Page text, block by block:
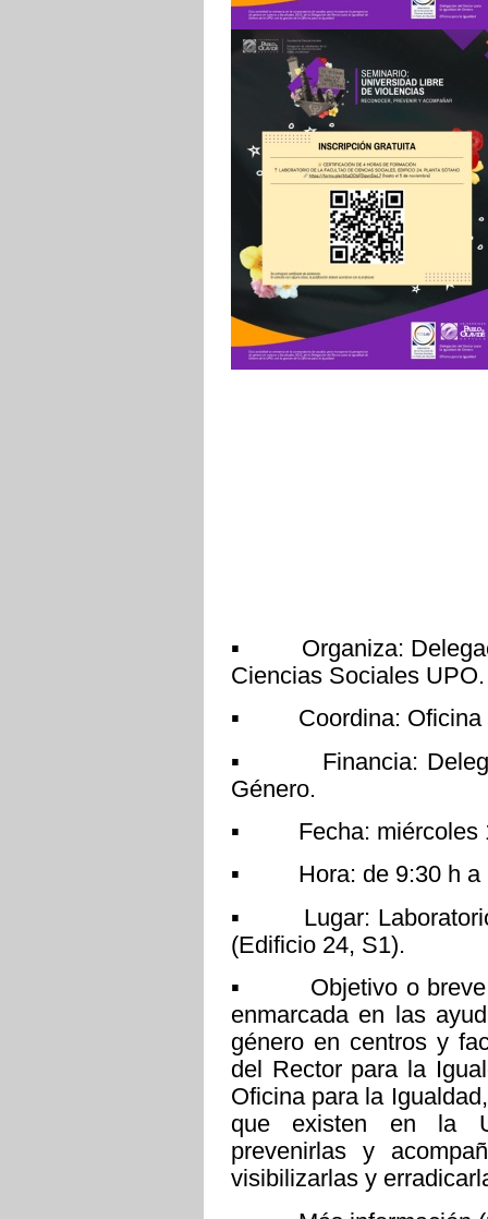
▪ Organiza:
Ciencias Sociales UPO.
▪ Coordina: Oficina
▪ Financia:
Género.
▪ Fecha: miércoles
▪ Hora: de 9:30 h a
▪ Lugar: Laboratorio
(Edificio 24, S1).
▪ Objetivo o breve
enmarcada en las
género en centros y
del Rector para la
Oficina para la
que existen en la
prevenirlas y
visibilizarlas y